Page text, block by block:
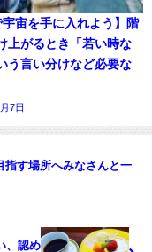
宇宙を手に入れよう】階
上がるとき「若い時な
う言い分けなど必要な
7日
指す場所へみなさんと一
、認め